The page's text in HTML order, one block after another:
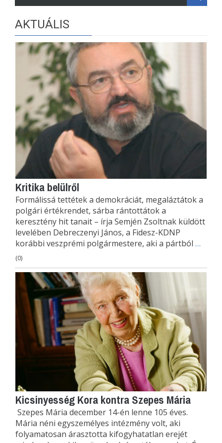
AKTUÁLIS
Kritika belülről
Formálissá tettétek a demokráciát, megaláztátok a
polgári értékrendet, sárba rántottátok a
keresztény hit tanait – írja Semjén Zsoltnak küldött
levelében Debreczenyi János, a Fidesz-KDNP
korábbi veszprémi polgármestere, aki a pártból …
(0)
Kicsinyesség Kora kontra Szepes Mária
Szepes Mária december 14-én lenne 105 éves.
Mária néni egyszemélyes intézmény volt, aki
folyamatosan árasztotta kifogyhatatlan erejét